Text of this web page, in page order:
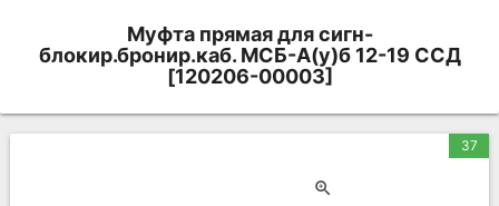
Муфта прямая для сигн-
блокир.бронир.каб. МСБ-А(у)б 12-19 ССД
[120206-00003]
37